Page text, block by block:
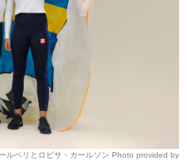
ルベリとロビサ・カールソン Photo provided by